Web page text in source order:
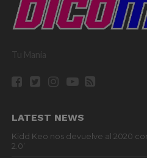
Tu Mania
LATEST NEWS
Kidd Keo nos devuelve al 2020
2.0’